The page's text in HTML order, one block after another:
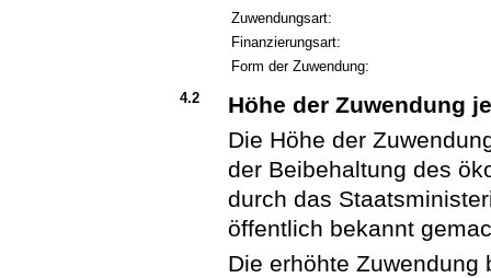
Zuwendungsart:
Finanzierungsart:
Form der Zuwendung:
4.2
Höhe der Zuwendung
Die Höhe der
der Beibehaltung des
durch das
öffentlich bekannt
Die erhöhte Zuwendung